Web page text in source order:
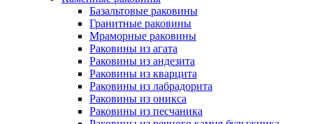
Базальтовые раковины
Гранитные раковины
Мраморные раковины
Раковины из агата
Раковины из андезита
Раковины из кварцита
Раковины из лабрадорита
Раковины из оникса
Раковины из песчаника